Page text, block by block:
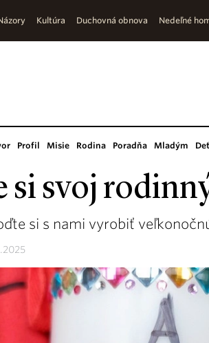
Kultúra Duchovná obnova Nedeľné
Profil Misie Rodina Poradňa Mladým
si svoj
si s nami vyrobiť